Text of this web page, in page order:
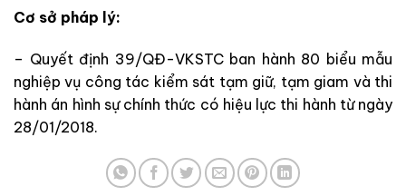
Cơ sở pháp lý:
– Quyết định 39/QĐ-VKSTC ban hành 80 biểu mẫu
nghiệp vụ công tác kiểm sát tạm giữ, tạm giam và thi
hành án hình sự chính thức có hiệu lực thi hành từ ngày
28/01/2018.